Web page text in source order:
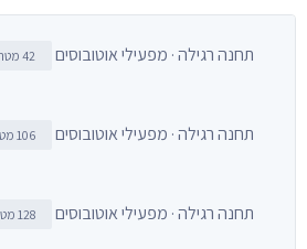
תחנה רגילה · מפעילי אוטובוסים 42 מטר
תחנה רגילה · מפעילי אוטובוסים 106 מטר
תחנה רגילה · מפעילי אוטובוסים 128 מטר